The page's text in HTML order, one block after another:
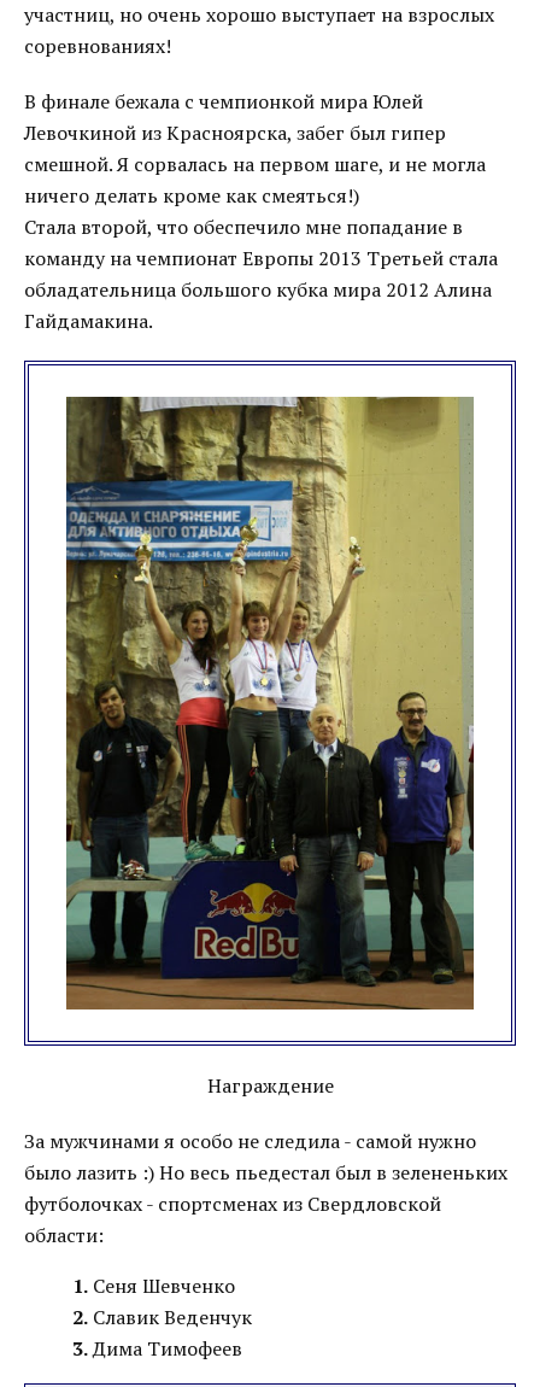
участниц, но очень хорошо выступает на взрослых
соревнованиях!
В финале бежала с чемпионкой мира Юлей
Левочкиной из Красноярска, забег был гипер
смешной. Я сорвалась на первом шаге, и не могла
ничего делать кроме как смеяться!)
Стала второй, что обеспечило мне попадание в
команду на чемпионат Европы 2013 Третьей стала
обладательница большого кубка мира 2012 Алина
Гайдамакина.
Награждение
За мужчинами я особо не следила - самой нужно
было лазить :) Но весь пьедестал был в зелененьких
футболочках - спортсменах из Свердловской
области:
1. Сеня Шевченко
2. Cлавик Веденчук
3.Дима Тимофеев